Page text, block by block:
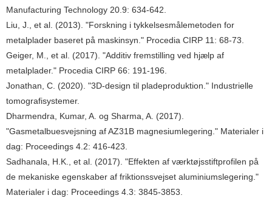
Manufacturing Technology 20.9: 634-642.
Liu, J., et al. (2013). "Forskning i tykkelsesmålemetoden for
metalplader baseret på maskinsyn." Procedia CIRP 11: 68-73.
Geiger, M., et al. (2017). "Additiv fremstilling ved hjælp af
metalplader." Procedia CIRP 66: 191-196.
Jonathan, C. (2020). "3D-design til pladeproduktion." Industrielle
tomografisystemer.
Dharmendra, Kumar, A. og Sharma, A. (2017).
"Gasmetalbuesvejsning af AZ31B magnesiumlegering." Materialer i
dag: Proceedings 4.2: 416-423.
Sadhanala, H.K., et al. (2017). "Effekten af ​​værktøjsstiftprofilen på
de mekaniske egenskaber af friktionssvejset aluminiumslegering."
Materialer i dag: Proceedings 4.3: 3845-3853.